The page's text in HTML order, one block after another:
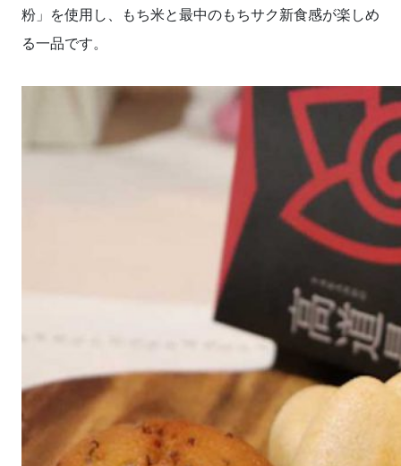
粉」を使用し、もち米と最中のもちサク新食感が楽しめ
る一品です。